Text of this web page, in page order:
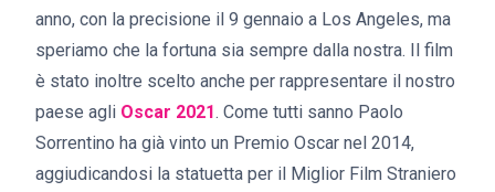
anno, con la precisione il 9 gennaio a Los Angeles, ma
speriamo che la fortuna sia sempre dalla nostra. Il film
è stato inoltre scelto anche per rappresentare il nostro
paese agli Oscar 2021. Come tutti sanno Paolo
Sorrentino ha già vinto un Premio Oscar nel 2014,
aggiudicandosi la statuetta per il Miglior Film Straniero